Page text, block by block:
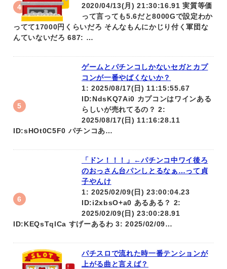
2020/04/13(月) 21:30:16.91 実質等価
って言っても5.6だと8000Gで設定わか
ってて17000円くらいだろ そんなもんにかじり付く軍団な
んていないだろ 687: …
ゲームとパチンコしかないセガとカプ
コンが一番やばくないか？
1: 2025/08/17(日) 11:15:55.67
ID:NdsKQ7Ai0 カプコンはワインある
らしいが売れてるの？ 2:
2025/08/17(日) 11:16:28.11
ID:sHOt0C5F0 パチンコあ…
「ドン！！！」←パチンコ中ワイ後ろ
のおっさん台パンしとるなぁ…って貞
子やんけ
1: 2025/02/09(日) 23:00:04.23
ID:i2xbsO+a0 あるある？ 2:
2025/02/09(日) 23:00:28.91
ID:KEQsTqlCa すげーあるわ 3: 2025/02/09…
パチスロで流れた時一番テンションが
上がる曲と言えば？